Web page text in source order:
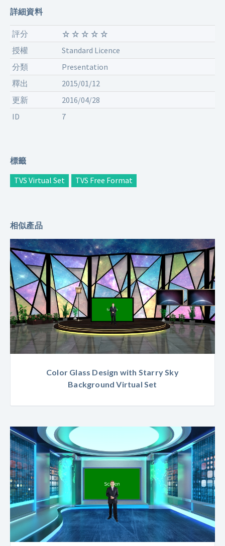
詳細資料
評分
授權
Standard Licence
分類
Presentation
釋出
2015/01/12
更新
2016/04/28
ID
7
標籤
TVS Virtual Set TVS Free Format
相似產品
Color Glass Design with Starry Sky
Background Virtual Set